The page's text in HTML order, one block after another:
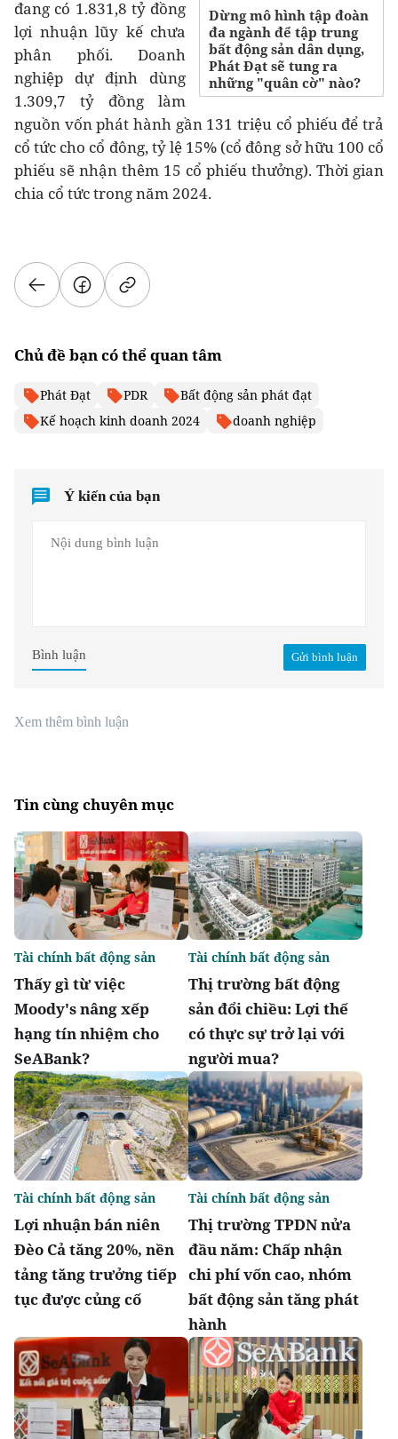
Dừng mô hình tập đoàn
đa ngành để tập trung
bất động sản dân dụng,
Phát Đạt sẽ tung ra
những "quân cờ" nào?
đang có 1.831,8 tỷ đồng
lợi nhuận lũy kế chưa
phân phối. Doanh
nghiệp dự định dùng
1.309,7 tỷ đồng làm
nguồn vốn phát hành gần 131 triệu cổ phiếu để trả
cổ tức cho cổ đông, tỷ lệ 15% (cổ đông sở hữu 100 cổ
phiếu sẽ nhận thêm 15 cổ phiếu thưởng). Thời gian
chia cổ tức trong năm 2024.
Chủ đề bạn có thể quan tâm
Phát Đạt PDR
Bất động sản phát đạt
Kế hoạch kinh doanh 2024
doanh nghiệp
Ý kiến của bạn
Gửi bình luận
Bình luận
Xem thêm bình luận
Tin cùng chuyên mục
Thấy gì từ việc
Moody's nâng xếp
hạng tín nhiệm cho
SeABank?
Tài chính bất động sản
Thị trường bất động
sản đổi chiều: Lợi thế
có thực sự trở lại với
người mua?
Tài chính bất động sản
Lợi nhuận bán niên
Đèo Cả tăng 20%, nền
tảng tăng trưởng tiếp
tục được củng cố
Tài chính bất động sản
Thị trường TPDN nửa
đầu năm: Chấp nhận
chi phí vốn cao, nhóm
bất động sản tăng phát
hành
Tài chính bất động sản